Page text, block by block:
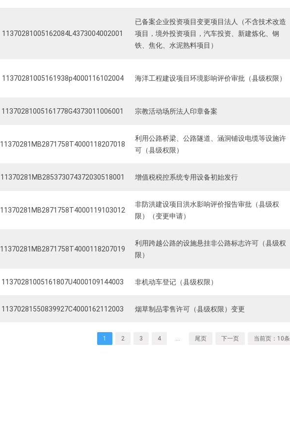
11370281005162084L4373004002001
已备案企业投资项目变更项目法人（不含技术改造
项目，境外投资项目，汽车投资、新建炼化、钢
铁、焦化、水泥熟料项目）
11370281005161938p4000116102004 海洋工程建设项目环境影响评价审批（县级权限）
11370281005161778G4373011006001 宗教活动场所法人印章备案
11370281MB2871758T4000118207018
利用公路桥梁、公路隧道、涵洞铺设电缆等设施许
可（县级权限）
11370281MB285373074372030518001 增值税税控系统专用设备初始发行
11370281MB2871758T4000119103012
非防洪建设项目洪水影响评价报告审批（县级权
限）（变更申请）
11370281MB2871758T4000118207019
利用跨越公路的设施悬挂非公路标志许可（县级权
限）
11370281005161807U4000109144003 非机动车登记（县级权限）
11370281550839927C4000162112003 烟草制品零售许可（县级权限）变更
1 2 3 4 … 尾页 下一页 当前页：10条